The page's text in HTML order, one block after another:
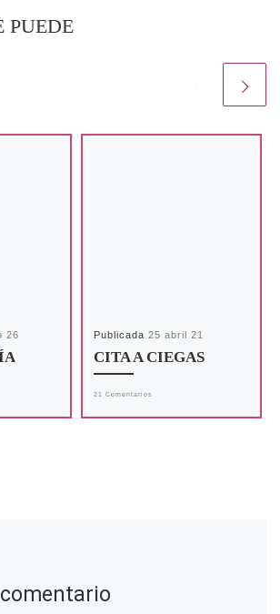
PUEDE
26 Publicada25 abril 21
CITA A CIEGAS
21 Comentarios